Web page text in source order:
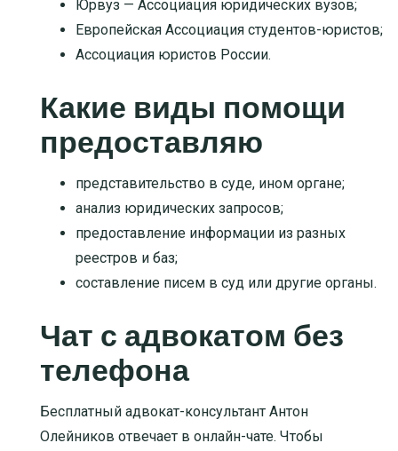
Юрвуз — Ассоциация юридических вузов;
Европейская Ассоциация студентов-юристов;
Ассоциация юристов России.
Какие виды помощи
предоставляю
представительство в суде, ином органе;
анализ юридических запросов;
предоставление информации из разных
реестров и баз;
составление писем в суд или другие органы.
Чат с адвокатом без
телефона
Бесплатный адвокат-консультант Антон
Олейников отвечает в онлайн-чате. Чтобы